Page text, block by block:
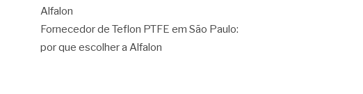
Alfalon
Fornecedor de Teflon PTFE em São Paulo:
por que escolher a Alfalon